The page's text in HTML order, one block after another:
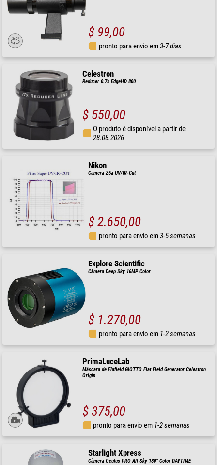
$ 99,00
pronto para envio em3-7 dias
Celestron
Reducer 0.7x EdgeHD 800
$ 550,00
O produto é disponível a partir de
28.08.2026
Nikon
Câmera Z5a UV/IR-Cut
$ 2.650,00
pronto para envio em3-5 semanas
Explore Scientific
Câmera Deep Sky 16MP Color
$ 1.270,00
pronto para envio em 1-2 semanas
PrimaLuceLab
Máscara de Flafield GIOTTO Flat Field Generator Celestron
Origin
$ 375,00
pronto para envio em 1-2 semanas
Starlight Xpress
Câmera Oculus PRO All Sky 180° Color DAYTIME